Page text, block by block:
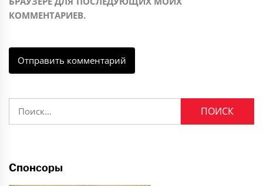
КОММЕНТАРИЕВ.
Найти:
Спонсоры